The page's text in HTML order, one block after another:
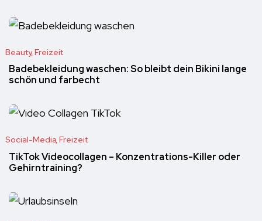
Beauty Freizeit
Badebekleidung waschen: So bleibt dein Bikini lange
schön und farbecht
Social-Media Freizeit
TikTok Videocollagen – Konzentrations-Killer oder
Gehirntraining?